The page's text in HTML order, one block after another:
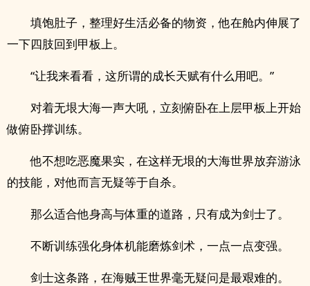
填饱肚子，整理好生活必备的物资，他在舱内伸展了
一下四肢回到甲板上。
“让我来看看，这所谓的成长天赋有什么用吧。”
对着无垠大海一声大吼，立刻俯卧在上层甲板上开始
做俯卧撑训练。
他不想吃恶魔果实，在这样无垠的大海世界放弃游泳
的技能，对他而言无疑等于自杀。
那么适合他身高与体重的道路，只有成为剑士了。
不断训练强化身体机能磨炼剑术，一点一点变强。
剑士这条路，在海贼王世界毫无疑问是最艰难的。